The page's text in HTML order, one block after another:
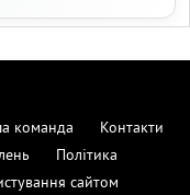
команда
Контакти
Політика
сайтом